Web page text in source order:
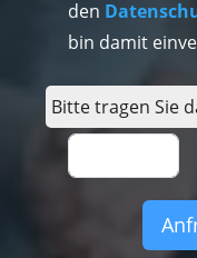
den
bin damit
Bitte tragen Sie